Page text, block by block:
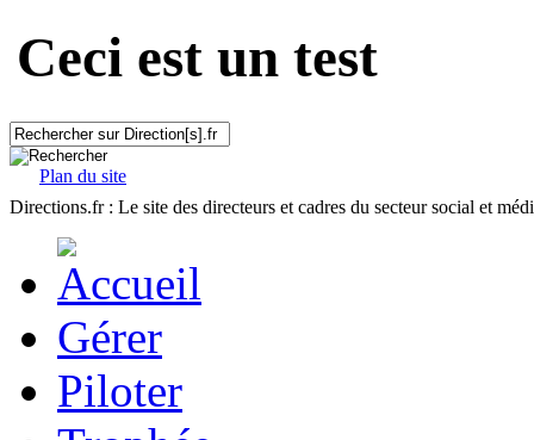
Ceci est un test
Plan du site
Directions.fr : Le site des directeurs et cadres du secteur social et
Gérer
Piloter